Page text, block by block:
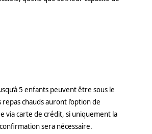
5 enfants peuvent être sous le
chauds auront l’option de
via carte de crédit, si uniquement la
sera nécessaire.